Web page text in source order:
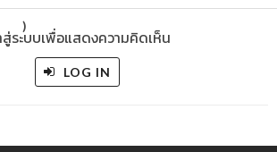
)
สู่ระบบเพื่อแสดงความคิดเห็น
LOG IN